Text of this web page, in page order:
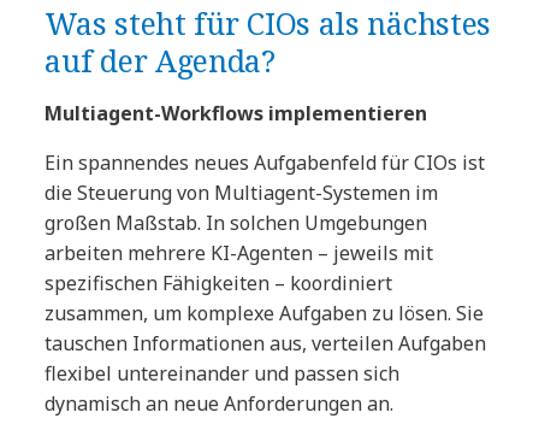
Was steht für CIOs als nächstes
auf der Agenda?
Multiagent-Workflows implementieren
Ein spannendes neues Aufgabenfeld für CIOs ist
die Steuerung von Multiagent-Systemen im
großen Maßstab. In solchen Umgebungen
arbeiten mehrere KI-Agenten – jeweils mit
spezifischen Fähigkeiten – koordiniert
zusammen, um komplexe Aufgaben zu lösen. Sie
tauschen Informationen aus, verteilen Aufgaben
flexibel untereinander und passen sich
dynamisch an neue Anforderungen an.